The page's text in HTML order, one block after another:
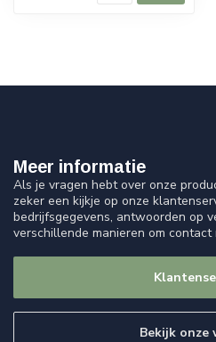
Meer informatie
Als je vragen hebt over onze
zeker een kijkje op onze
bedrijfsgegevens, antwoorden op
verschillende manieren om contact
Bekijk onze